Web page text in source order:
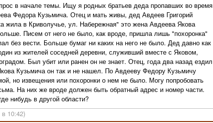
в начале темы. Ищу я родных братьев деда пропавших во время
Федора Кузьмича. Отец и мать живы, дед Авдеев Григорий
жила в Криволучье, ул. Набережная" это жена Авдеева Якова
Писем от него не было, как вроде, пришла лишь "похоронка"
без вести. Больше бумаг ни каких на него не было. Дед давно как
из жителей соседней деревни, служивший вместе с Яковом,
Был убит или ранен он не знает. Отец, года два назад ездил
Кузьмича он так и не нашел. По Авдееву Федору Кузьмичу
но извещения или похоронки о нем не было. Могу попробовать
На них же вроде должен быть обратный адрес и номер части.
нибудь в другой области?
10:42)